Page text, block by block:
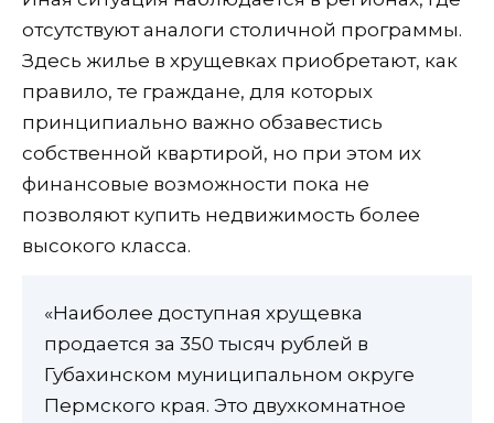
отсутствуют аналоги столичной программы.
Здесь жилье в хрущевках приобретают, как
правило, те граждане, для которых
принципиально важно обзавестись
собственной квартирой, но при этом их
финансовые возможности пока не
позволяют купить недвижимость более
высокого класса.
«Наиболее доступная хрущевка
продается за 350 тысяч рублей в
Губахинском муниципальном округе
Пермского края. Это двухкомнатное